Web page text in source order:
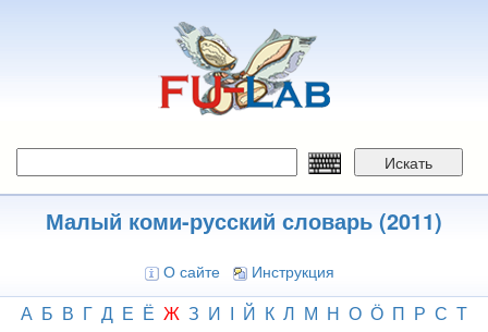
Искать
Малый коми-русский словарь (2011)
О сайте Инструкция
А Б В Г Д Е Ё Ж З И І Й К Л М Н О Ӧ П Р С Т